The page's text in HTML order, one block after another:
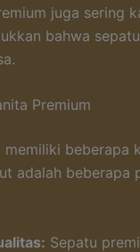
juga sering
bahwa
Premium
beberapa
adalah beberapa
Sepatu